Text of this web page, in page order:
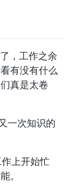
，工作之余
有没有什么
真是太卷
一次知识的
上开始忙
。